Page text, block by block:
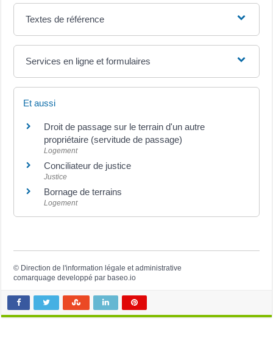
Textes de référence
Services en ligne et formulaires
Et aussi
Droit de passage sur le terrain d'un autre
propriétaire (servitude de passage)
Logement
Conciliateur de justice
Justice
Bornage de terrains
Logement
© Direction de l'information légale et administrative
comarquage developpé parbaseo.io